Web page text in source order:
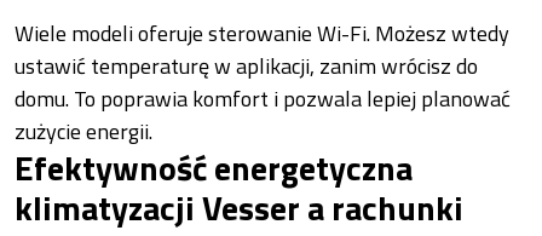
Wiele modeli oferuje sterowanie Wi-Fi. Możesz wtedy
ustawić temperaturę w aplikacji, zanim wrócisz do
domu. To poprawia komfort i pozwala lepiej planować
zużycie energii.
Efektywność energetyczna
klimatyzacji Vesser a rachunki